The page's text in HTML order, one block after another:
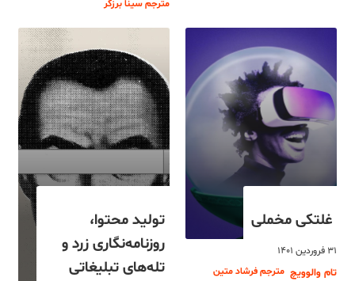
مترجم سینا برزگر
غلتکی مخملی
۳۱ فروردین ۱۴۰۱
تام والوویچ مترجم فرشاد متین
تولید محتوا،
روزنامه‌نگاری زرد و
تله‌های تبلیغاتی